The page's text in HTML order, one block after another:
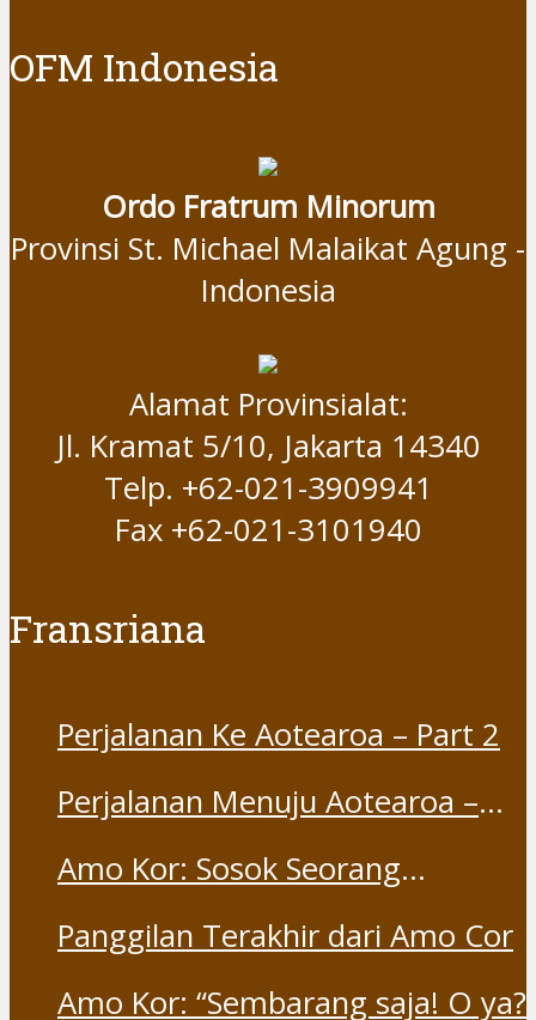
OFM Indonesia
Ordo Fratrum Minorum
Provinsi St. Michael Malaikat Agung -
Indonesia
Alamat Provinsialat:
Jl. Kramat 5/10, Jakarta 14340
Telp. +62-021-3909941
Fax +62-021-3101940
Fransriana
Perjalanan Ke Aotearoa – Part 2
Perjalanan Menuju Aotearoa –
Amo Kor: Sosok Seorang
Otentik
Panggilan Terakhir dari Amo Cor
Amo Kor: “Sembarang saja! O ya?